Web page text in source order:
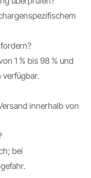
1 % bis 98 % und
innerhalb von
bei